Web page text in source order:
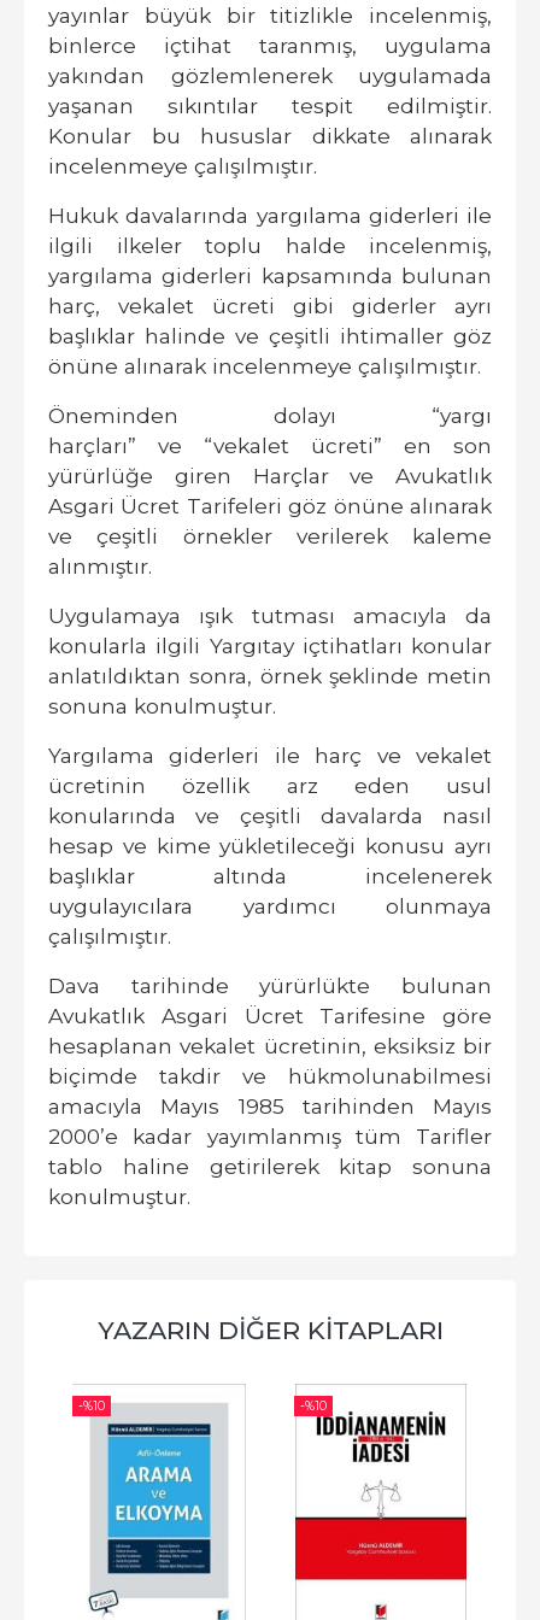
yayınlar büyük bir titizlikle incelenmiş,
binlerce içtihat taranmış, uygulama
yakından gözlemlenerek uygulamada
yaşanan sıkıntılar tespit edilmiştir.
Konular bu hususlar dikkate alınarak
incelenmeye çalışılmıştır.
Hukuk davalarında yargılama giderleri ile
ilgili ilkeler toplu halde incelenmiş,
yargılama giderleri kapsamında bulunan
harç, vekalet ücreti gibi giderler ayrı
başlıklar halinde ve çeşitli ihtimaller göz
önüne alınarak incelenmeye çalışılmıştır.
Öneminden dolayı “yargı
harçları” ve “vekalet ücreti” en son
yürürlüğe giren Harçlar ve Avukatlık
Asgari Ücret Tarifeleri göz önüne alınarak
ve çeşitli örnekler verilerek kaleme
alınmıştır.
Uygulamaya ışık tutması amacıyla da
konularla ilgili Yargıtay içtihatları konular
anlatıldıktan sonra, örnek şeklinde metin
sonuna konulmuştur.
Yargılama giderleri ile harç ve vekalet
ücretinin özellik arz eden usul
konularında ve çeşitli davalarda nasıl
hesap ve kime yükletileceği konusu ayrı
başlıklar altında incelenerek
uygulayıcılara yardımcı olunmaya
çalışılmıştır.
Dava tarihinde yürürlükte bulunan
Avukatlık Asgari Ücret Tarifesine göre
hesaplanan vekalet ücretinin, eksiksiz bir
biçimde takdir ve hükmolunabilmesi
amacıyla Mayıs 1985 tarihinden Mayıs
2000’e kadar yayımlanmış tüm Tarifler
tablo haline getirilerek kitap sonuna
konulmuştur.
YAZARIN DIĞER KITAPLARI
-%10 -%10